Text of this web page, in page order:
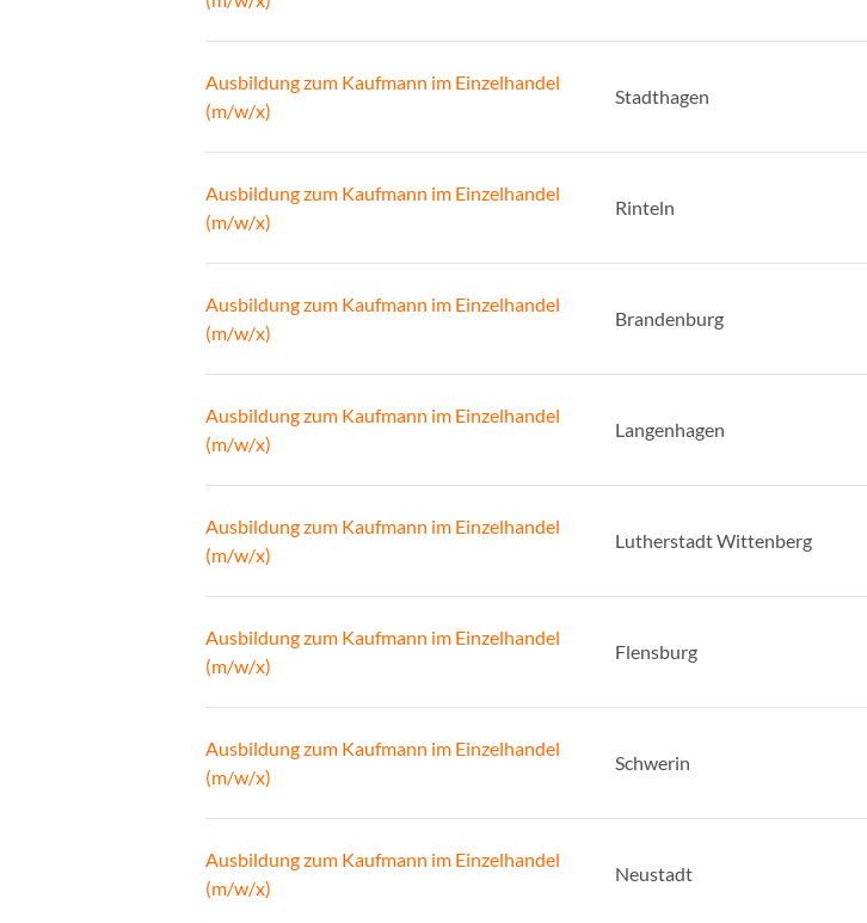
Ausbildung zum Kaufmann im Einzelhandel
(m/w/x)
Stadthagen
Ausbildung zum Kaufmann im Einzelhandel
(m/w/x)
Rinteln
Ausbildung zum Kaufmann im Einzelhandel
(m/w/x)
Brandenburg
Ausbildung zum Kaufmann im Einzelhandel
(m/w/x)
Langenhagen
Ausbildung zum Kaufmann im Einzelhandel
(m/w/x)
Lutherstadt Wittenberg
Ausbildung zum Kaufmann im Einzelhandel
(m/w/x)
Flensburg
Ausbildung zum Kaufmann im Einzelhandel
(m/w/x)
Schwerin
Ausbildung zum Kaufmann im Einzelhandel
(m/w/x)
Neustadt